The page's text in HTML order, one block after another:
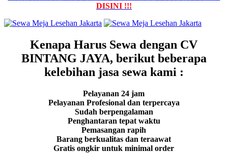
DISINI !!!
Kenapa Harus Sewa dengan CV
BINTANG JAYA, berikut beberapa
kelebihan jasa sewa kami :
Pelayanan 24 jam
Pelayanan Profesional dan terpercaya
Sudah berpengalaman
Penghantaran tepat waktu
Pemasangan rapih
Barang berkualitas dan teraawat
Gratis ongkir untuk minimal order